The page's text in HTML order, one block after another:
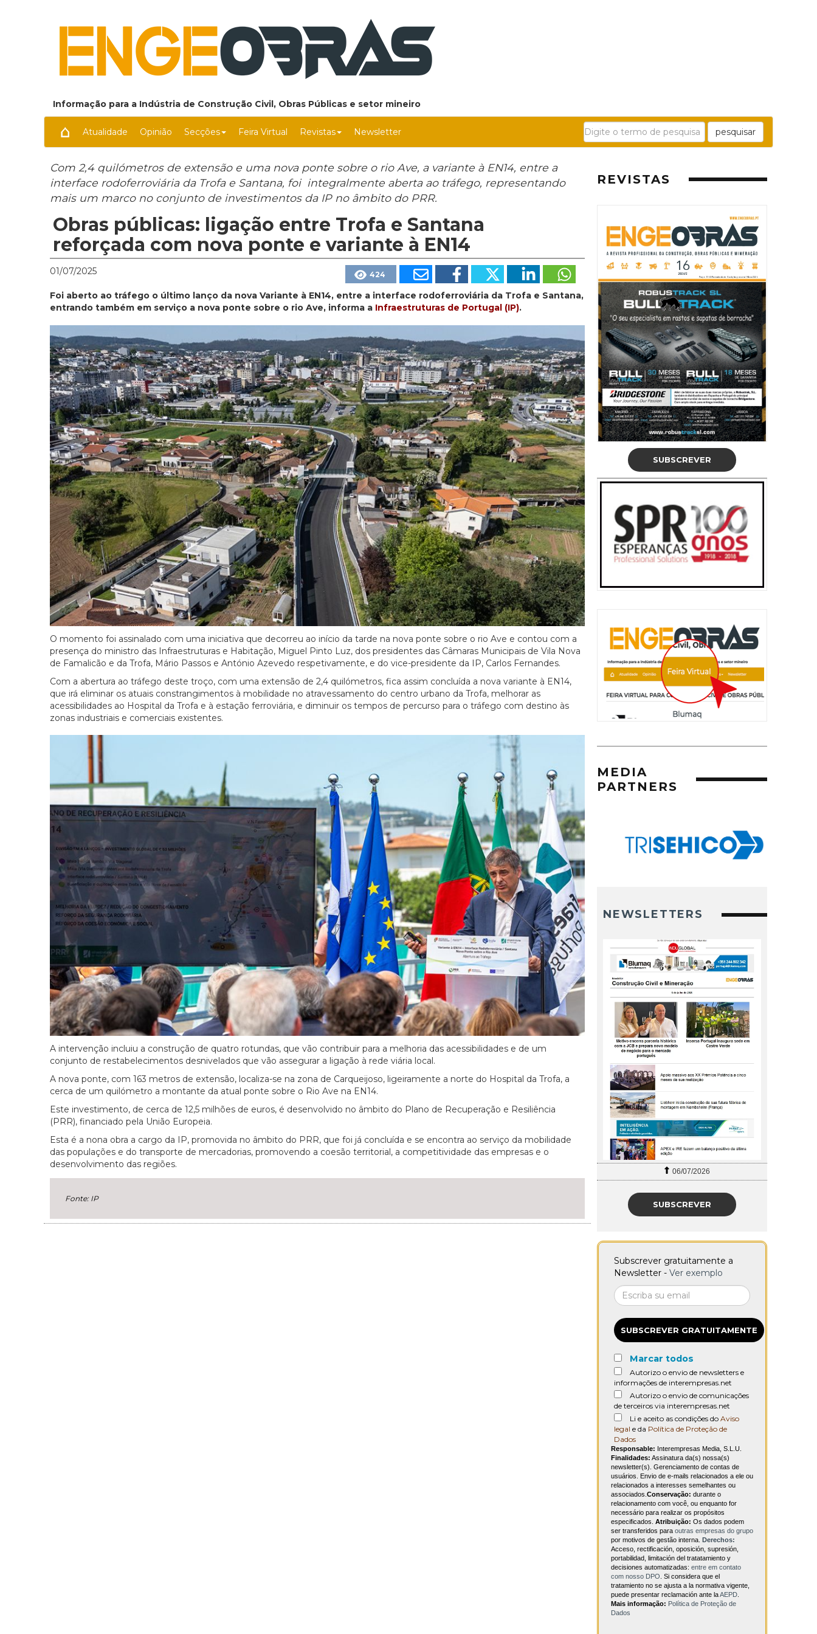
Informação para a Indústria de Construção Civil, Obras Públicas e setor mineiro
Atualidade Opinião Secções Feira Virtual Revistas Newsletter pesquisar
Com 2,4 quilómetros de extensão e uma nova ponte sobre o rio Ave, a variante à EN14, entre a
interface rodoferroviária da Trofa e Santana, foi integralmente aberta ao tráfego, representando
mais um marco no conjunto de investimentos da IP no âmbito do PRR.
Obras públicas: ligação entre Trofa e Santana
reforçada com nova ponte e variante à EN14
01/07/2025 424
Foi aberto ao tráfego o último lanço da nova Variante à EN14, entre a interface rodoferroviária da Trofa e Santana,
entrando também em serviço a nova ponte sobre o rio Ave, informa a Infraestruturas de Portugal (IP).
O momento foi assinalado com uma iniciativa que decorreu ao início da tarde na nova ponte sobre o rio Ave e contou com a
presença do ministro das Infraestruturas e Habitação, Miguel Pinto Luz, dos presidentes das Câmaras Municipais de Vila Nova
de Famalicão e da Trofa, Mário Passos e António Azevedo respetivamente, e do vice-presidente da IP, Carlos Fernandes.
Com a abertura ao tráfego deste troço, com uma extensão de 2,4 quilómetros, fica assim concluída a nova variante à EN14,
que irá eliminar os atuais constrangimentos à mobilidade no atravessamento do centro urbano da Trofa, melhorar as
acessibilidades ao Hospital da Trofa e à estação ferroviária, e diminuir os tempos de percurso para o tráfego com destino às
zonas industriais e comerciais existentes.
A intervenção incluiu a construção de quatro rotundas, que vão contribuir para a melhoria das acessibilidades e de um
conjunto de restabelecimentos desnivelados que vão assegurar a ligação à rede viária local.
A nova ponte, com 163 metros de extensão, localiza-se na zona de Carqueijoso, ligeiramente a norte do Hospital da Trofa, a
cerca de um quilómetro a montante da atual ponte sobre o Rio Ave na EN14.
Este investimento, de cerca de 12,5 milhões de euros, é desenvolvido no âmbito do Plano de Recuperação e Resiliência
(PRR), financiado pela União Europeia.
Esta é a nona obra a cargo da IP, promovida no âmbito do PRR, que foi já concluída e se encontra ao serviço da mobilidade
das populações e do transporte de mercadorias, promovendo a coesão territorial, a competitividade das empresas e o
desenvolvimento das regiões.
Fonte: IP
REVISTAS
SUBSCREVER
MEDIA
PARTNERS
NEWSLETTERS
06/07/2026
SUBSCREVER
Subscrever gratuitamente a
Newsletter - Ver exemplo
SUBSCREVER GRATUITAMENTE
Marcar todos
Autorizo o envio de newsletters e
informações de interempresas.net
Autorizo o envio de comunicações
de terceiros via interempresas.net
Li e aceito as condições do Aviso
legal e da Política de Proteção de
Dados
Responsable: Interempresas Media, S.L.U.
Finalidades: Assinatura da(s) nossa(s)
newsletter(s). Gerenciamento de contas de
usuários. Envio de e-mails relacionados a ele ou
relacionados a interesses semelhantes ou
associados. Conservação: durante o
relacionamento com você, ou enquanto for
necessário para realizar os propósitos
especificados. Atribuição: Os dados podem
ser transferidos para outras empresas do grupo
por motivos de gestão interna. Derechos:
Acceso, rectificación, oposición, supresión,
portabilidad, limitación del tratatamiento y
decisiones automatizadas: entre em contato
com nosso DPO . Si considera que el
tratamiento no se ajusta a la normativa vigente,
puede presentar reclamación ante laAEPD
Mais informação: Política de Proteção de
Dados